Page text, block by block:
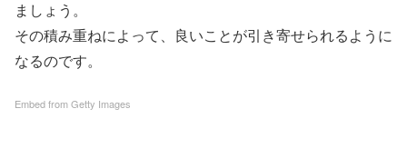
ましょう。
その積み重ねによって、良いことが引き寄せられるように
なるのです。
Embed from Getty Images